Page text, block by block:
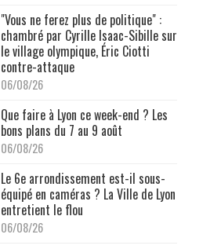
"Vous ne ferez plus de politique" :
chambré par Cyrille Isaac-Sibille sur
le village olympique, Éric Ciotti
contre-attaque
06/08/26
Que faire à Lyon ce week-end ? Les
bons plans du 7 au 9 août
06/08/26
Le 6e arrondissement est-il sous-
équipé en caméras ? La Ville de Lyon
entretient le flou
06/08/26